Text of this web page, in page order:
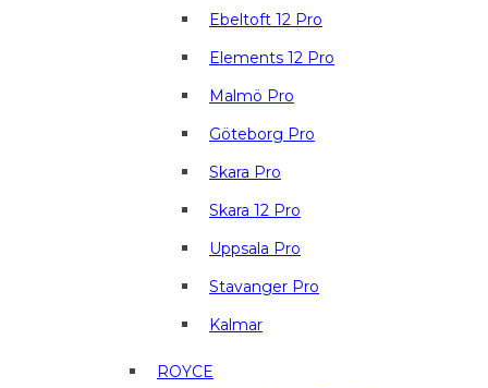
Ebeltoft 12 Pro
Elements 12 Pro
Malmö Pro
Göteborg Pro
Skara Pro
Skara 12 Pro
Uppsala Pro
Stavanger Pro
Kalmar
ROYCE